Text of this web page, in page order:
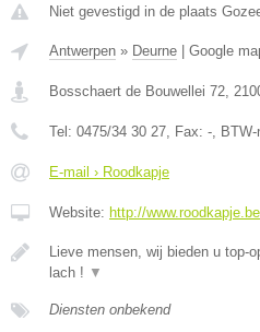
Niet gevestigd in de plaats
Antwerpen » Deurne | Google
Bosschaert de Bouwellei 72
Tel: 0475/34 30 27 , Fax: - ,
E-mail › Roodkapje
Website: http://www.roodkapje.be
Lieve mensen, wij bieden u top-
lach ! ▼
Diensten onbekend